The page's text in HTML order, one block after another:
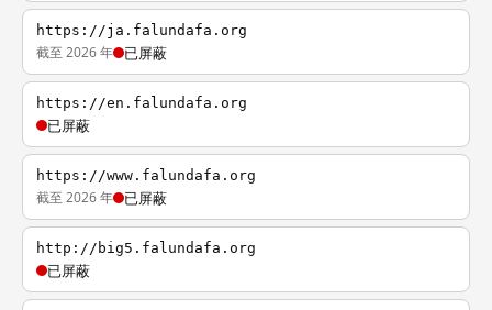
https://ja.falundafa.org
截至 2026 年 已屏蔽
https://en.falundafa.org
已屏蔽
https://www.falundafa.org
截至 2026 年 已屏蔽
http://big5.falundafa.org
已屏蔽